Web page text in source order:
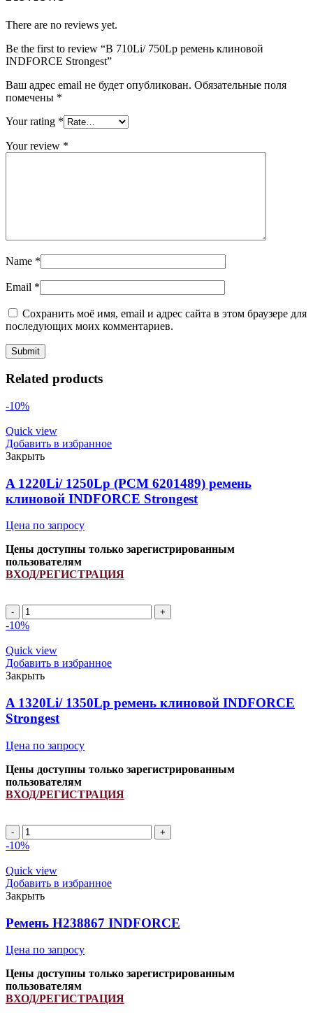
There are no reviews yet.
Be the first to review “B 710Li/ 750Lp ремень клиновой
INDFORCE Strongest”
Ваш адрес email не будет опубликован. Обязательные поля
помечены *
Your rating *
Your review *
Name *
Email *
Сохранить моё имя, email и адрес сайта в этом браузере для
последующих моих комментариев.
Related products
-10%
Quick view
Добавить в избранное
Закрыть
A 1220Li/ 1250Lp (РСМ 6201489) ремень
клиновой INDFORCE Strongest
Цена по запросу
Цены доступны только зарегистрированным
пользователям
ВХОД/РЕГИСТРАЦИЯ
A
1220Li/
(РСМ
6201489)
ремень
клиновой
INDFORCE
Strongest
quantity
-10%
Quick view
Добавить в избранное
Закрыть
A 1320Li/ 1350Lp ремень клиновой INDFORCE
Strongest
Цена по запросу
Цены доступны только зарегистрированным
пользователям
ВХОД/РЕГИСТРАЦИЯ
A
1320Li/
ремень
клиновой
INDFORCE
Strongest
quantity
-10%
Quick view
Добавить в избранное
Закрыть
Ремень H238867 INDFORCE
Цена по запросу
Цены доступны только зарегистрированным
пользователям
ВХОД/РЕГИСТРАЦИЯ